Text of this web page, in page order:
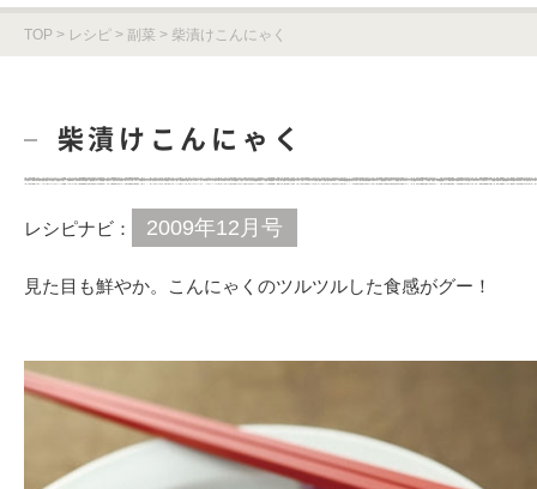
TOP > レシピ > 副菜 > 柴漬けこんにゃく
柴漬けこんにゃく
レシピナビ： 2009年12月号
見た目も鮮やか。こんにゃくのツルツルした食感がグー！